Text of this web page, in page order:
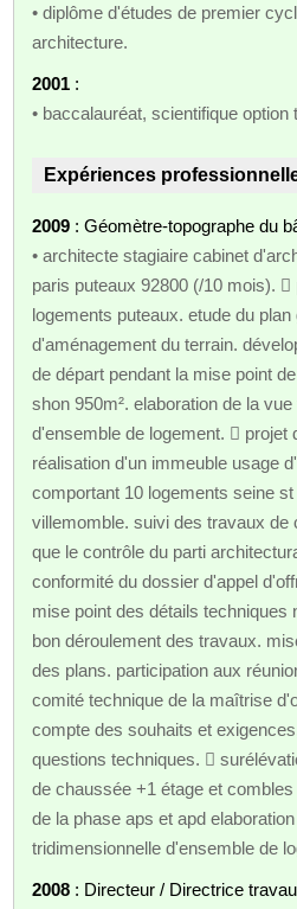
• diplôme d'études de premier
architecture.
2001 :
• baccalauréat, scientifique option
Expériences
2009 : Géomètre-topographe du
• architecte stagiaire cabinet
paris puteaux 92800 (/10 mois). 
logements puteaux. etude du plan
d'aménagement du terrain.
de départ pendant la mise point
shon 950m². elaboration de la
d'ensemble de logement.  projet
réalisation d'un immeuble usage
comportant 10 logements seine
villemomble. suivi des travaux de
que le contrôle du parti
conformité du dossier d'appel
mise point des détails techniques
bon déroulement des travaux.
des plans. participation aux
comité technique de la maîtrise
compte des souhaits et
questions techniques. 
de chaussée +1 étage et
de la phase aps et apd
tridimensionnelle d'ensemble de
2008 : Directeur / Directrice